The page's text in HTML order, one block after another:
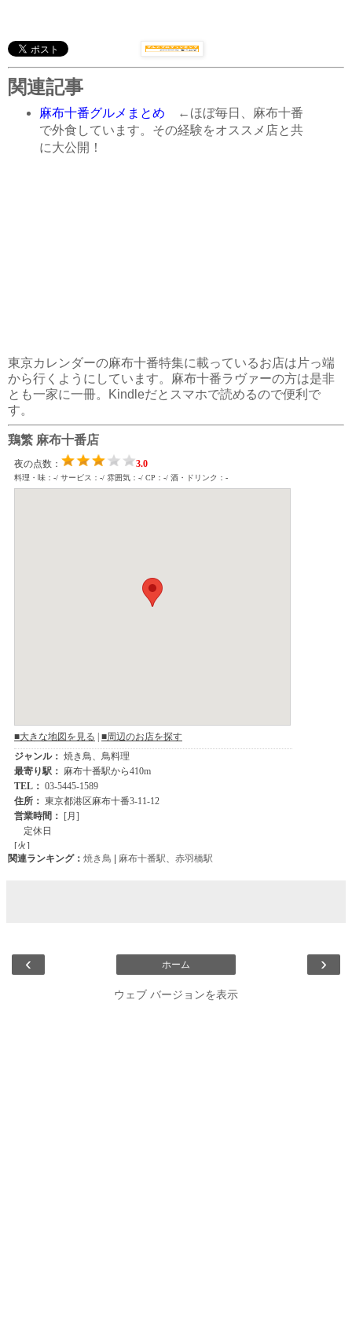
関連記事
麻布十番グルメまとめ ←ほぼ毎日、麻布十番
で外食しています。その経験をオススメ店と共
に大公開！
東京カレンダーの麻布十番特集に載っているお店は片っ端
から行くようにしています。麻布十番ラヴァーの方は是非
とも一家に一冊。Kindleだとスマホで読めるので便利で
す。
鶏繁 麻布十番店
関連ランキング： 焼き鳥 麻布十番駅、 赤羽橋駅
‹ ›
ホーム
ウェブ バージョンを表示